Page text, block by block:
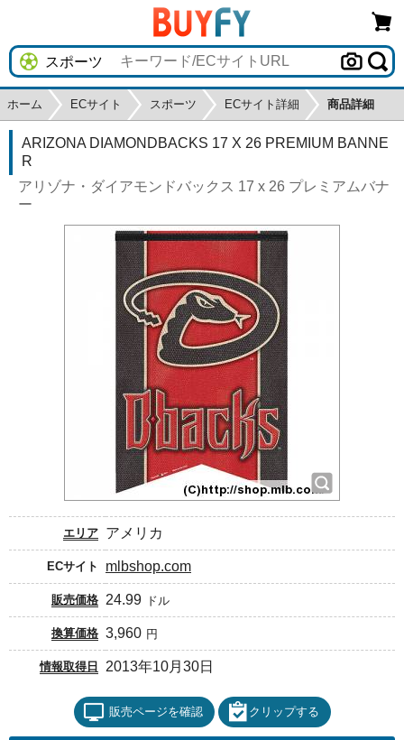
ホーム ECサイト スポーツ ECサイト詳細 商品詳細
ARIZONA DIAMONDBACKS 17 X 26 PREMIUM BANNE
R
アリゾナ・ダイアモンドバックス 17 x 26 プレミアムバナ
ー
エリア アメリカ
ECサイト mlbshop.com
販売価格 24.99 ドル
換算価格 3,960 円
情報取得日 2013年10月30日
販売ページを確認 クリップする